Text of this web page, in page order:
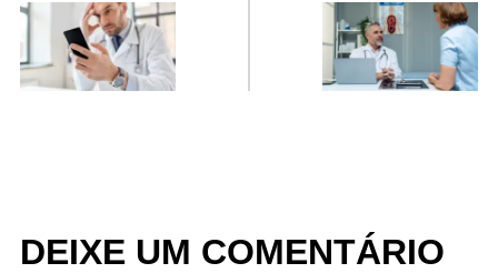
médico: como
gerenciar e prevenir
importância e modelo
DEIXE UM COMENTÁRIO